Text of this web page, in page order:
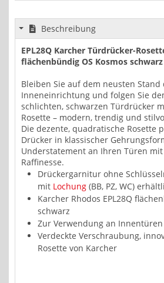
Beschreibung
EPL28Q Karcher Türdrücker-
flächenbündig OS Kosmos schwarz
Bleiben Sie auf dem neusten Stand
Inneneinrichtung und folgen Sie
schlichten, schwarzen Türdrücker
Rosette – modern, trendig und
Die dezente, quadratische Rosette
Drücker in klassischer
Understatement an Ihren Türen
Raffinesse.
Drückergarnitur ohne
mit Lochung (BB, PZ, WC)
Karcher Rhodos EPL28Q
schwarz
Zur Verwendung an
Verdeckte Verschraubung,
Rosette von Karcher